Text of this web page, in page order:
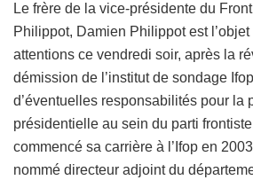
Le frère de la vice-présidente du
Philippot, Damien Philippot est
attentions ce vendredi soir, après la
démission de l’institut de sondage
d’éventuelles responsabilités pour la
présidentielle au sein du parti
commencé sa carrière à l’Ifop en
nommé directeur adjoint du